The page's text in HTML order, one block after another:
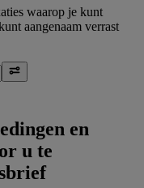
waarop je kunt
aangenaam verrast
en
u te